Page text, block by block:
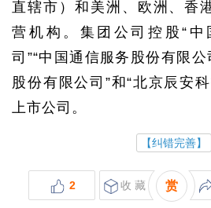
直辖市）和美洲、欧洲、香
营机构。集团公司控股“
司”“中国通信服务股份有限
股份有限公司”和“北京辰安
上市公司。
【纠错完善】
2 收 藏 赏